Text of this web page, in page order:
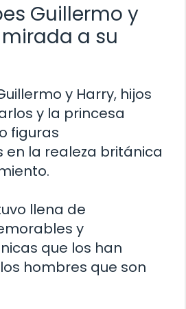
Guillermo y
a su
y Harry, hijos
y la princesa
figuras
la realeza británica
llena de
y
que los han
hombres que son